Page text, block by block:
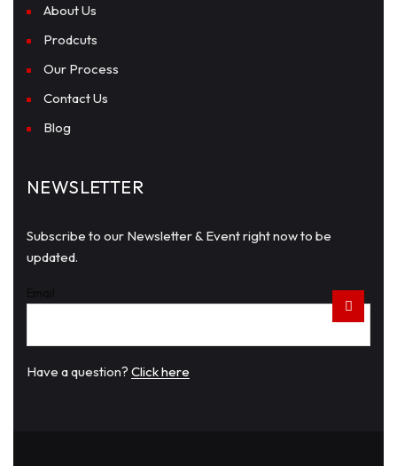
About Us
Prodcuts
Our Process
Contact Us
Blog
NEWSLETTER
Subscribe to our Newsletter & Event right now to be
updated.
Have a question? Click here